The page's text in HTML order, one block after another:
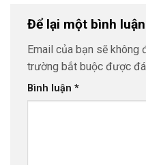
Để lại một bình luận
Email của bạn sẽ không
trường bắt buộc được
Bình luận *